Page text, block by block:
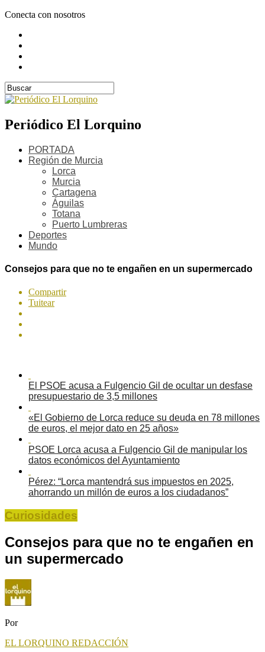
Conecta con nosotros
Periódico El Lorquino
PORTADA
Región de Murcia
Lorca
Murcia
Cartagena
Águilas
Totana
Puerto Lumbreras
Deportes
Mundo
Consejos para que no te engañen en un supermercado
Compartir
Tuitear
El PSOE acusa a Fulgencio Gil de ocultar un desfase
presupuestario de 3,5 millones
«El Gobierno de Lorca reduce su deuda en 78 millones
de euros, el mejor dato en 25 años»
PSOE Lorca acusa a Fulgencio Gil de manipular los
datos económicos del Ayuntamiento
Pérez: “Lorca mantendrá sus impuestos en 2025,
ahorrando un millón de euros a los ciudadanos”
Curiosidades
Consejos para que no te engañen en
un supermercado
Por
EL LORQUINO REDACCIÓN